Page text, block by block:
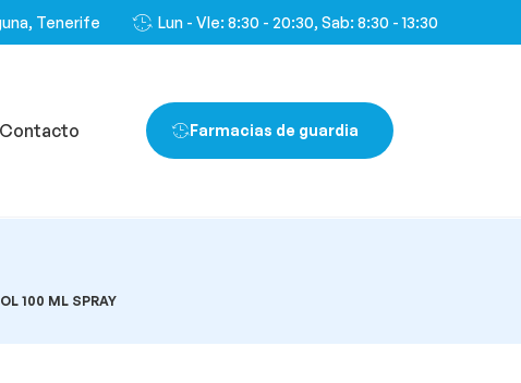
Tenerife Lun - VIe: 8:30 - 20:30, Sab: 8:30 - 13:30
Contacto Farmacias de guardia
100 ML SPRAY